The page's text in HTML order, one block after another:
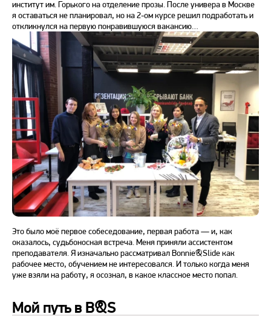
институт им. Горького на отделение прозы. После универа в Москве
я оставаться не планировал, но на 2-ом курсе решил подработать и
откликнулся на первую понравившуюся вакансию…
Это было моё первое собеседование, первая работа — и, как
оказалось, судьбоносная встреча. Меня приняли ассистентом
преподавателя. Я изначально рассматривал Bonnie&Slide как
рабочее место, обучением не интересовался. И только когда меня
уже взяли на работу, я осознал, в какое классное место попал.
Мой путь в B&S